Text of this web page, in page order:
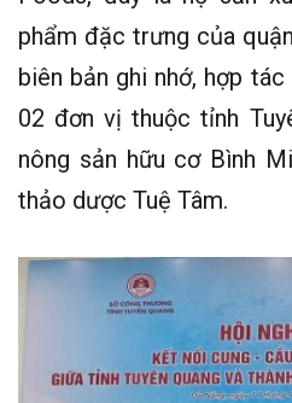
phẩm đặc trưng của
biên bản ghi nhớ, hợp
02 đơn vị thuộc tỉnh
nông sản hữu cơ Bình
thảo dược Tuệ Tâm.